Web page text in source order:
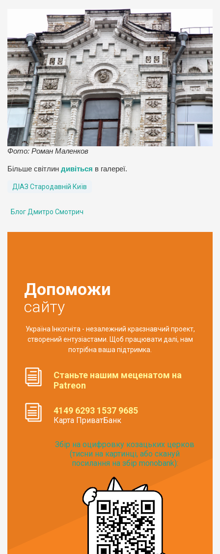
Фото: Роман Маленков
Більше світлин дивіться в галереї.
ДІАЗ Стародавній Київ
Блог Дмитро Смотрич
Допоможи
сайту
Україна Інкогніта - незалежний краєзнавчий проект,
створений ентузіастами. Щоб працювати далі, нам
потрібна ваша підтримка.
Станьте нашим меценатом на
Patreon
4149 6293 1537 9685
Карта ПриватБанк
Збір на оцифровку козацьких церков
(тисни на картинці, або скануй
посилання на збір monobank):